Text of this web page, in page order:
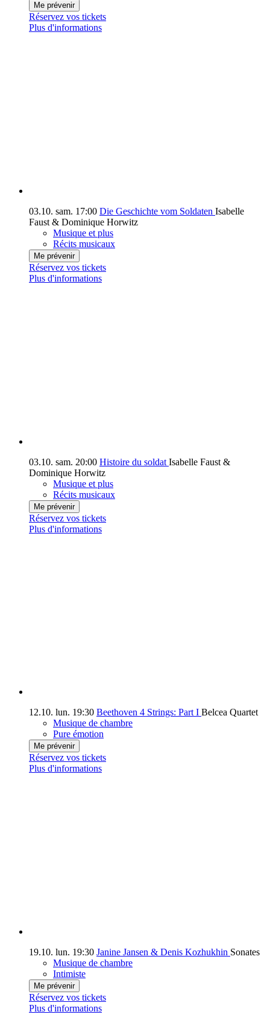
Me prévenir
Réservez vos tickets
Plus d'informations
03.10. sam. 17:00 Die Geschichte vom Soldaten Isabelle
Faust & Dominique Horwitz
Musique et plus
Récits musicaux
Me prévenir
Réservez vos tickets
Plus d'informations
03.10. sam. 20:00 Histoire du soldat Isabelle Faust &
Dominique Horwitz
Musique et plus
Récits musicaux
Me prévenir
Réservez vos tickets
Plus d'informations
12.10. lun. 19:30 Beethoven 4 Strings: Part I Belcea Quartet
Musique de chambre
Pure émotion
Me prévenir
Réservez vos tickets
Plus d'informations
19.10. lun. 19:30 Janine Jansen & Denis Kozhukhin Sonates
Musique de chambre
Intimiste
Me prévenir
Réservez vos tickets
Plus d'informations